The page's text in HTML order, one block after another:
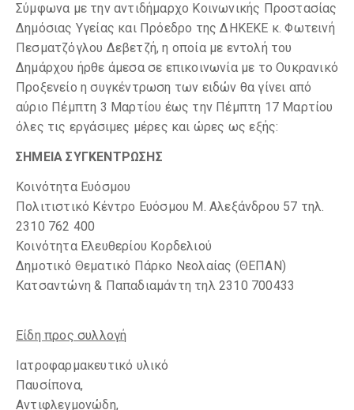
Σύμφωνα με την αντιδήμαρχο Κοινωνικής Προστασίας
Δημόσιας Υγείας και Πρόεδρο της ΔΗΚΕΚΕ κ. Φωτεινή
Πεσματζόγλου Δεβετζή, η οποία με εντολή του
Δημάρχου ήρθε άμεσα σε επικοινωνία με το Ουκρανικό
Προξενείο η συγκέντρωση των ειδών θα γίνει από
αύριο Πέμπτη 3 Μαρτίου έως την Πέμπτη 17 Μαρτίου
όλες τις εργάσιμες μέρες και ώρες ως εξής:
ΣΗΜΕΙΑ ΣΥΓΚΕΝΤΡΩΣΗΣ
Κοινότητα Ευόσμου
Πολιτιστικό Κέντρο Ευόσμου Μ. Αλεξάνδρου 57 τηλ.
2310 762 400
Κοινότητα Ελευθερίου Κορδελιού
Δημοτικό Θεματικό Πάρκο Νεολαίας (ΘΕΠΑΝ)
Κατσαντώνη & Παπαδιαμάντη τηλ 2310 700433
Είδη προς συλλογή
Ιατροφαρμακευτικό υλικό
Παυσίπονα,
Αντιφλεγμονώδη,